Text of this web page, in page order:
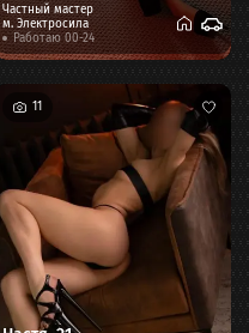
Частный мастер
м.Электросила
Работаю 00-24
11